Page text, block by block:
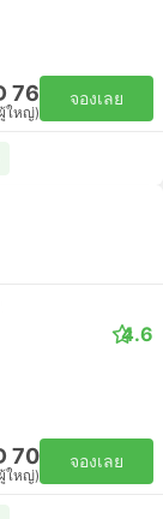
76
ใหญ่)
จองเลย
4.6
70
ใหญ่)
จองเลย